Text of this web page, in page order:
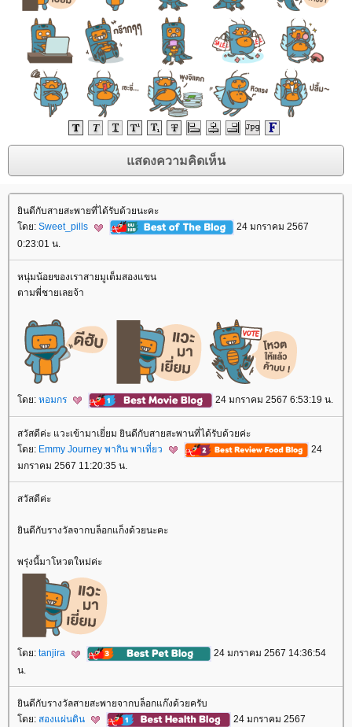
ินดีกับสายสะพายที่ได้รับด้วยนะคะ
ดย: Sweet_pills
24 มกราคม 2567
0:23:01 น.
หนุ่มน้อยของเราสายมูเต็มสองแขน
ตามพี่ชายเลยจ้า
ดย: หอมกร 24 มกราคม 2567 6:53:19 น.
สวัสดีค่ะ แวะเข้ามาเยี่ยม ยินดีกับสายสะพานที่ได้รับด้วยค่ะ
ดย: Emmy Journey พากิน พาเที่ยว
24
มกราคม 2567 11:20:35 น.
สวัสดีค่ะ
ินดีกับรางวัลจากบล็อกแก็งด้วยนะคะ
พรุ่งนี้มาโหวตใหม่ค่ะ
ดย: tanjira
24 มกราคม 2567 14:36:54
น.
ินดีกับรางวัลสายสะพายจากบล็อกแก๊งด้วยครับ
ดย: สองแผ่นดิน 24 มกราคม 2567